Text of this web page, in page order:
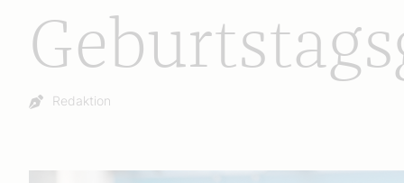
Autor:
Redaktion